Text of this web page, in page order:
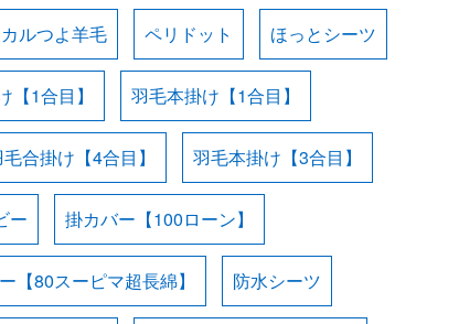
ルつよ羊毛 ペリドット ほっとシーツ
【1合目】 羽毛本掛け【1合目】
合掛け【4合目】 羽毛本掛け【3合目】
ー 掛カバー【100ローン】
【80スーピマ超長綿】 防水シーツ